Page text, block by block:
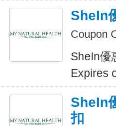
SheIn
Coupon
SheIn優
Expires
SheIn
扣